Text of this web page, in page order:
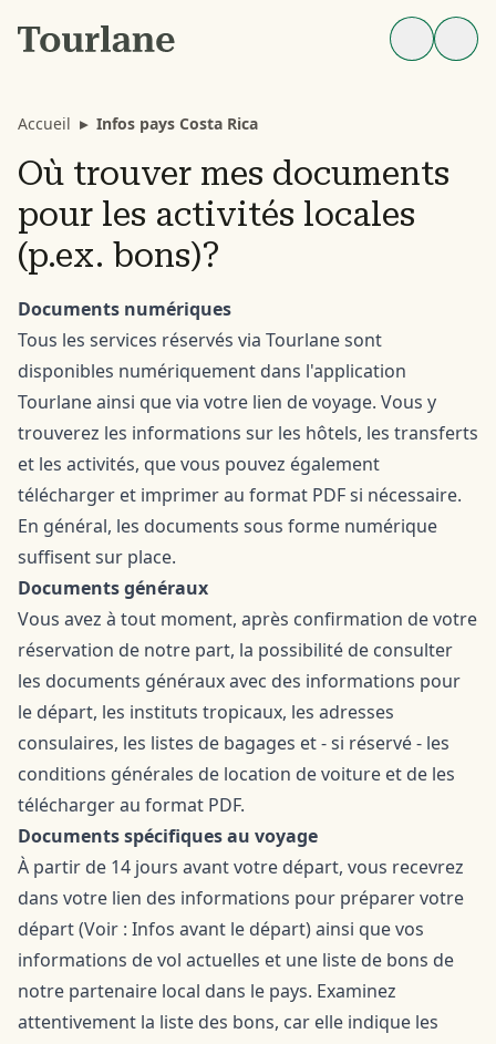
Accueil ▸ Infos pays Costa Rica
Où trouver mes documents
pour les activités locales
(p.ex. bons)?
Documents numériques
Tous les services réservés via Tourlane sont
disponibles numériquement dans l'application
Tourlane ainsi que via votre lien de voyage. Vous y
trouverez les informations sur les hôtels, les transferts
et les activités, que vous pouvez également
télécharger et imprimer au format PDF si nécessaire.
En général, les documents sous forme numérique
suffisent sur place.
Documents généraux
Vous avez à tout moment, après confirmation de votre
réservation de notre part, la possibilité de consulter
les documents généraux avec des informations pour
le départ, les instituts tropicaux, les adresses
consulaires, les listes de bagages et - si réservé - les
conditions générales de location de voiture et de les
télécharger au format PDF.
Documents spécifiques au voyage
À partir de 14 jours avant votre départ, vous recevrez
dans votre lien des informations pour préparer votre
départ (Voir : Infos avant le départ) ainsi que vos
informations de vol actuelles et une liste de bons de
notre partenaire local dans le pays. Examinez
attentivement la liste des bons, car elle indique les